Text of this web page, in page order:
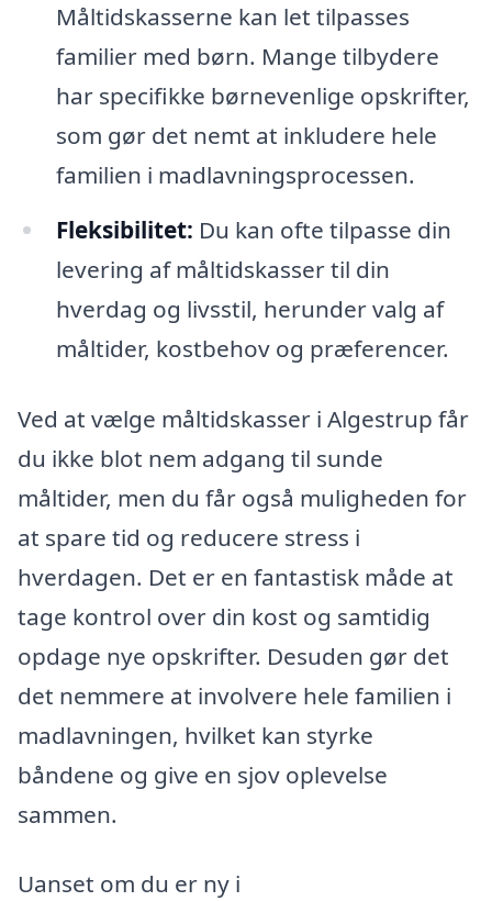
Måltidskasserne kan let tilpasses
familier med børn. Mange tilbydere
har specifikke børnevenlige opskrifter,
som gør det nemt at inkludere hele
familien i madlavningsprocessen.
Fleksibilitet: Du kan ofte tilpasse din
levering af måltidskasser til din
hverdag og livsstil, herunder valg af
måltider, kostbehov og præferencer.
Ved at vælge måltidskasser i Algestrup får
du ikke blot nem adgang til sunde
måltider, men du får også muligheden for
at spare tid og reducere stress i
hverdagen. Det er en fantastisk måde at
tage kontrol over din kost og samtidig
opdage nye opskrifter. Desuden gør det
det nemmere at involvere hele familien i
madlavningen, hvilket kan styrke
båndene og give en sjov oplevelse
sammen.
Uanset om du er ny i